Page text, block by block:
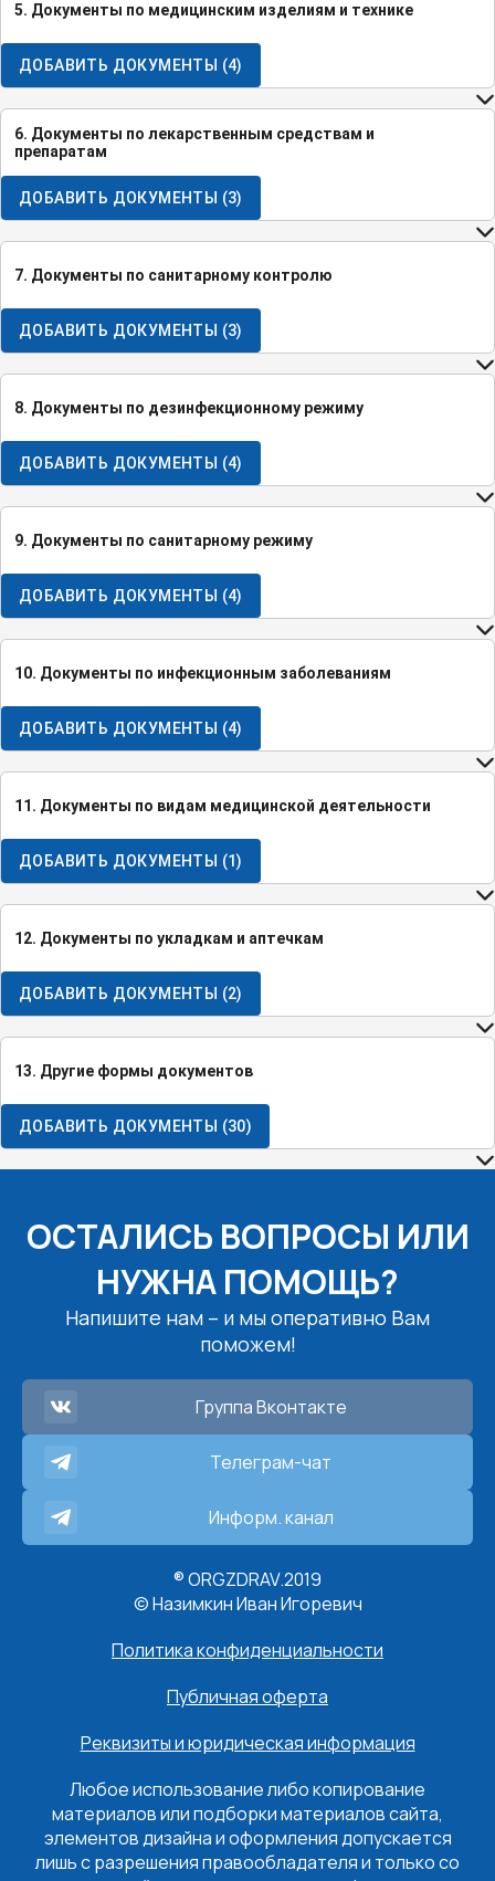
5. Документы по медицинским изделиям и технике
ДОБАВИТЬ ДОКУМЕНТЫ (4)
6. Документы по лекарственным средствам и
препаратам
ДОБАВИТЬ ДОКУМЕНТЫ (3)
7. Документы по санитарному контролю
ДОБАВИТЬ ДОКУМЕНТЫ (3)
8. Документы по дезинфекционному режиму
ДОБАВИТЬ ДОКУМЕНТЫ (4)
9. Документы по санитарному режиму
ДОБАВИТЬ ДОКУМЕНТЫ (4)
10. Документы по инфекционным заболеваниям
ДОБАВИТЬ ДОКУМЕНТЫ (4)
11. Документы по видам медицинской деятельности
ДОБАВИТЬ ДОКУМЕНТЫ (1)
12. Документы по укладкам и аптечкам
ДОБАВИТЬ ДОКУМЕНТЫ (2)
13. Другие формы документов
ДОБАВИТЬ ДОКУМЕНТЫ (30)
ОСТАЛИСЬ ВОПРОСЫ ИЛИ
НУЖНА ПОМОЩЬ?
Напишите нам – и мы оперативно Вам
поможем!
Группа Вконтакте
Телеграм-чат
Информ. канал
® ORGZDRAV.2019
© Назимкин Иван Игоревич
Политика конфиденциальности
Публичная оферта
Реквизиты и юридическая информация
Любое использование либо копирование
материалов или подборки материалов сайта,
элементов дизайна и оформления допускается
лишь с разрешения правообладателя и только со